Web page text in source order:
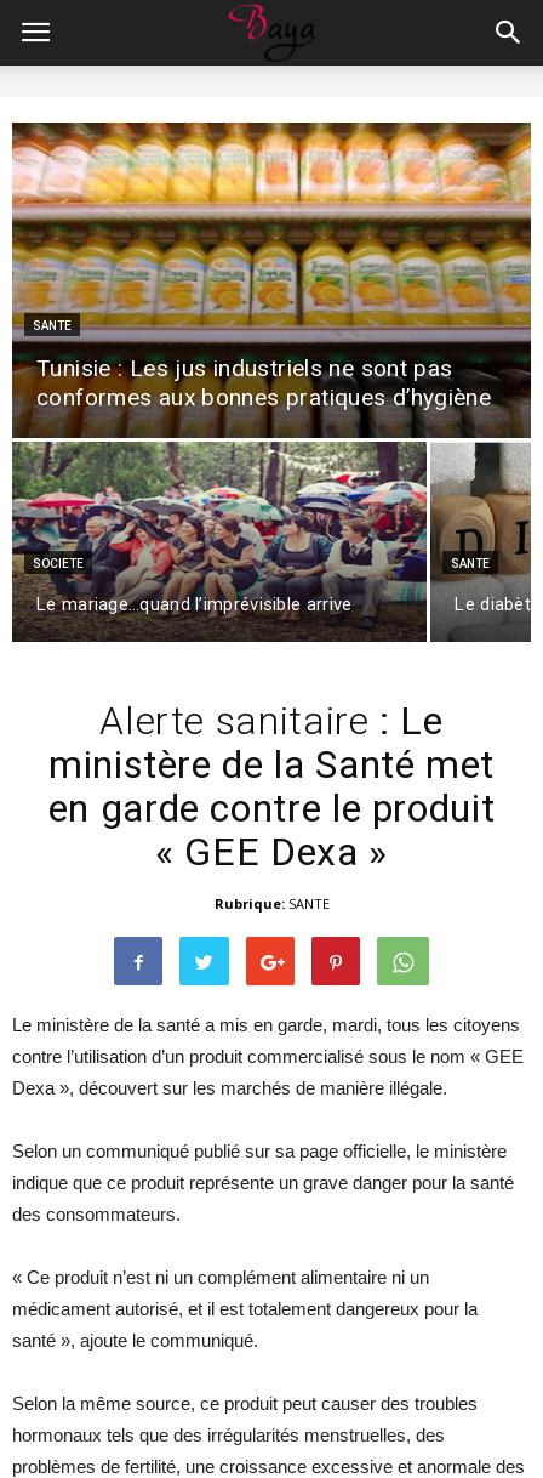
SANTE
Tunisie : Les jus industriels ne sont pas
conformes aux bonnes pratiques d’hygiène
SOCIETE
Le mariage…quand l’imprévisible arrive
SANTE
Le
Alerte sanitaire : Le
ministère de la Santé met
en garde contre le produit
« GEE Dexa »
Rubrique: SANTE
Le ministère de la santé a mis en garde, mardi, tous les citoyens
contre l’utilisation d’un produit commercialisé sous le nom « GEE
Dexa », découvert sur les marchés de manière illégale.
Selon un communiqué publié sur sa page officielle, le ministère
indique que ce produit représente un grave danger pour la santé
des consommateurs.
« Ce produit n’est ni un complément alimentaire ni un
médicament autorisé, et il est totalement dangereux pour la
santé », ajoute le communiqué.
Selon la même source, ce produit peut causer des troubles
hormonaux tels que des irrégularités menstruelles, des
problèmes de fertilité, une croissance excessive et anormale des